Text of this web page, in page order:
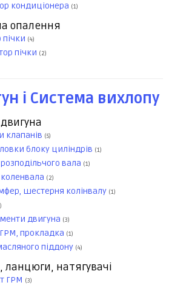
кондиціонера (1)
опалення
пічки (4)
пічки (2)
і Система вихлопу
клапанів (5)
блоку циліндрів (1)
вала (1)
(2)
шестерня колінвалу (1)
двигуна (3)
прокладка (1)
піддону (4)
ланцюги, натягувачі
ГРМ (3)